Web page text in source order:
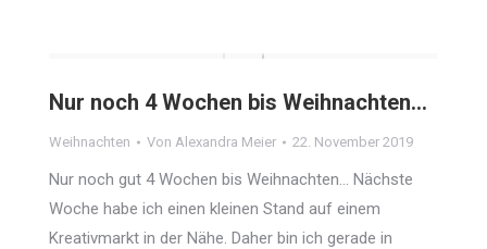
Nur noch 4 Wochen bis Weihnachten…
Weihnachten Von Alexandra Meier 22. November 2019
Nur noch gut 4 Wochen bis Weihnachten… Nächste
Woche habe ich einen kleinen Stand auf einem
Kreativmarkt in der Nähe. Daher bin ich gerade in